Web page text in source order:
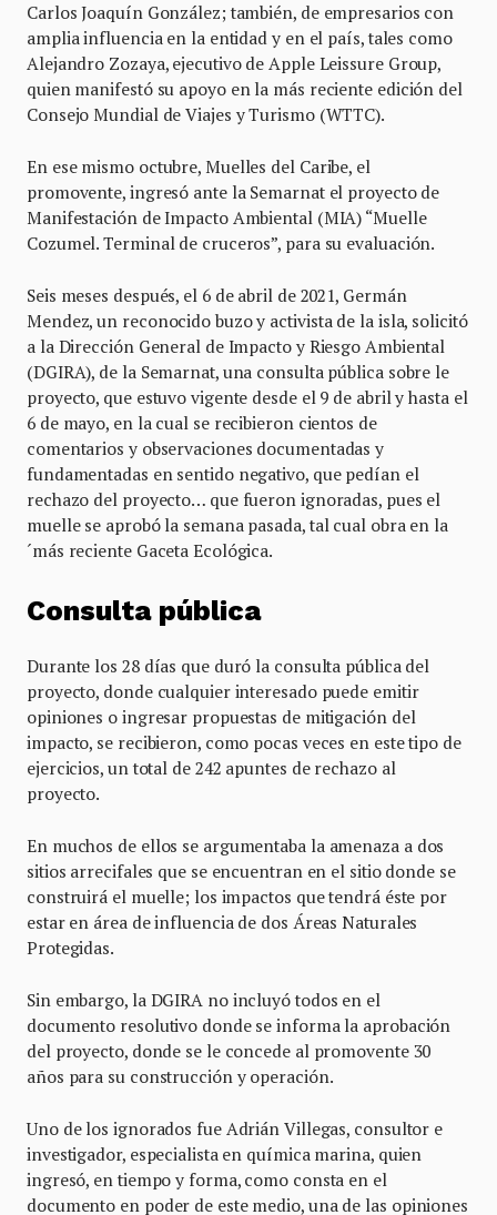
Carlos Joaquín González; también, de empresarios con
amplia influencia en la entidad y en el país, tales como
Alejandro Zozaya, ejecutivo de Apple Leissure Group,
quien manifestó su apoyo en la más reciente edición del
Consejo Mundial de Viajes y Turismo (WTTC).
En ese mismo octubre, Muelles del Caribe, el
promovente, ingresó ante la Semarnat el proyecto de
Manifestación de Impacto Ambiental (MIA) “Muelle
Cozumel. Terminal de cruceros”, para su evaluación.
Seis meses después, el 6 de abril de 2021, Germán
Mendez, un reconocido buzo y activista de la isla, solicitó
a la Dirección General de Impacto y Riesgo Ambiental
(DGIRA), de la Semarnat, una consulta pública sobre le
proyecto, que estuvo vigente desde el 9 de abril y hasta el
6 de mayo, en la cual se recibieron cientos de
comentarios y observaciones documentadas y
fundamentadas en sentido negativo, que pedían el
rechazo del proyecto… que fueron ignoradas, pues el
muelle se aprobó la semana pasada, tal cual obra en la
´más reciente Gaceta Ecológica.
Consulta pública
Durante los 28 días que duró la consulta pública del
proyecto, donde cualquier interesado puede emitir
opiniones o ingresar propuestas de mitigación del
impacto, se recibieron, como pocas veces en este tipo de
ejercicios, un total de 242 apuntes de rechazo al
proyecto.
En muchos de ellos se argumentaba la amenaza a dos
sitios arrecifales que se encuentran en el sitio donde se
construirá el muelle; los impactos que tendrá éste por
estar en área de influencia de dos Áreas Naturales
Protegidas.
Sin embargo, la DGIRA no incluyó todos en el
documento resolutivo donde se informa la aprobación
del proyecto, donde se le concede al promovente 30
años para su construcción y operación.
Uno de los ignorados fue Adrián Villegas, consultor e
investigador, especialista en química marina, quien
ingresó, en tiempo y forma, como consta en el
documento en poder de este medio, una de las opiniones